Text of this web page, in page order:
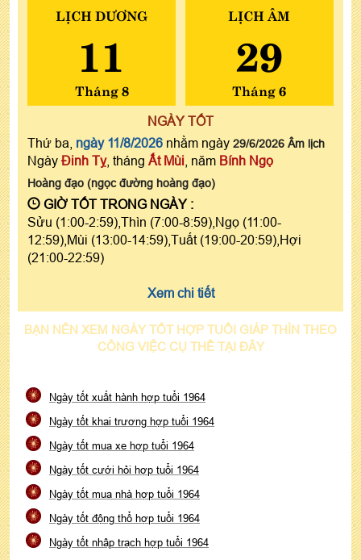
LỊCH DƯƠNG
11
Tháng 8
LỊCH ÂM
29
Tháng 6
NGÀY TỐT
Thứ ba, ngày 11/8/2026 nhằm ngày 29/6/2026 Âm lịch
Ngày Đinh Tỵ, tháng Ất Mùi , năm Bính Ngọ
Hoàng đạo (ngọc đường hoàng đạo)
GIỜ TỐT TRONG NGÀY :
Sửu (1:00-2:59),Thìn (7:00-8:59),Ngọ (11:00-
12:59),Mùi (13:00-14:59),Tuất (19:00-20:59),Hợi
(21:00-22:59)
Xem chi tiết
BẠN NÊN XEM NGÀY TỐT HỢP TUỔI GIÁP THÌN THEO
CÔNG VIỆC CỤ THỂ TẠI ĐÂY
Ngày tốt xuất hành hợp tuổi 1964
Ngày tốt khai trương hợp tuổi 1964
Ngày tốt mua xe hợp tuổi 1964
Ngày tốt cưới hỏi hợp tuổi 1964
Ngày tốt mua nhà hợp tuổi 1964
Ngày tốt động thổ hợp tuổi 1964
Ngày tốt nhập trạch hợp tuổi 1964